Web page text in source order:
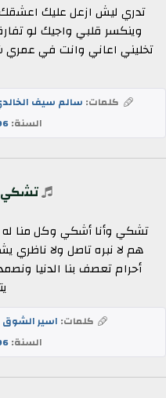
تدري ليش ازعل عليك
وينكسر قلبي واجيك لو
تخليني اعاني وانت في
كلمات: سالم سيف
السنة:
تشكي
تشكي وأنا أشكي وكل منا
هم لا نبره تاصل ولا
أحرام تعصف بنا الدنيا
كلمات: اسير الشوق
السنة: